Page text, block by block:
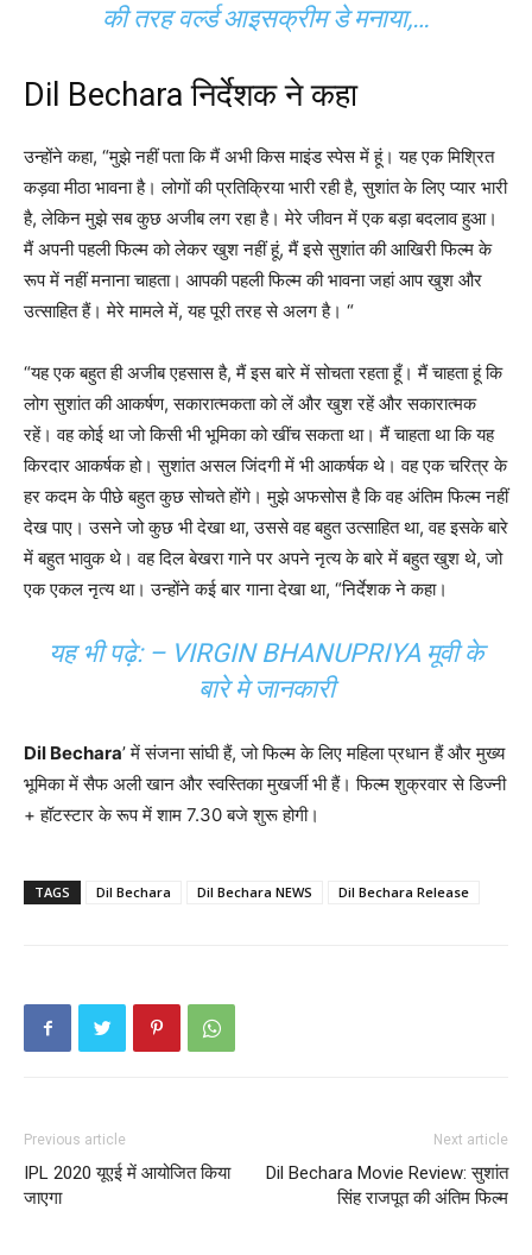
की तरह वर्ल्ड आइसक्रीम डे मनाया,…
Dil Bechara निर्देशक ने कहा
उन्होंने कहा, “मुझे नहीं पता कि मैं अभी किस माइंड स्पेस में हूं। यह एक मिश्रित
कड़वा मीठा भावना है। लोगों की प्रतिक्रिया भारी रही है, सुशांत के लिए प्यार भारी
है, लेकिन मुझे सब कुछ अजीब लग रहा है। मेरे जीवन में एक बड़ा बदलाव हुआ।
मैं अपनी पहली फिल्म को लेकर खुश नहीं हूं, मैं इसे सुशांत की आखिरी फिल्म के
रूप में नहीं मनाना चाहता। आपकी पहली फिल्म की भावना जहां आप खुश और
उत्साहित हैं। मेरे मामले में, यह पूरी तरह से अलग है। “
“यह एक बहुत ही अजीब एहसास है, मैं इस बारे में सोचता रहता हूँ। मैं चाहता हूं कि
लोग सुशांत की आकर्षण, सकारात्मकता को लें और खुश रहें और सकारात्मक
रहें। वह कोई था जो किसी भी भूमिका को खींच सकता था। मैं चाहता था कि यह
किरदार आकर्षक हो। सुशांत असल जिंदगी में भी आकर्षक थे। वह एक चरित्र के
हर कदम के पीछे बहुत कुछ सोचते होंगे। मुझे अफसोस है कि वह अंतिम फिल्म नहीं
देख पाए। उसने जो कुछ भी देखा था, उससे वह बहुत उत्साहित था, वह इसके बारे
में बहुत भावुक थे। वह दिल बेखरा गाने पर अपने नृत्य के बारे में बहुत खुश थे, जो
एक एकल नृत्य था। उन्होंने कई बार गाना देखा था, “निर्देशक ने कहा।
यह भी पढ़े: – VIRGIN BHANUPRIYA मूवी के
बारे मे जानकारी
Dil Bechara’ में संजना सांघी हैं, जो फिल्म के लिए महिला प्रधान हैं और मुख्य
भूमिका में सैफ अली खान और स्वस्तिका मुखर्जी भी हैं। फिल्म शुक्रवार से डिज्नी
+ हॉटस्टार के रूप में शाम 7.30 बजे शुरू होगी।
TAGS Dil Bechara Dil Bechara NEWS Dil Bechara Release
Previous article
IPL 2020 यूएई में आयोजित किया
जाएगा
Next article
Dil Bechara Movie Review: सुशांत
सिंह राजपूत की अंतिम फिल्म